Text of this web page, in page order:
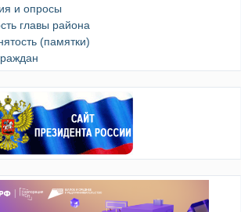
и опросы
главы района
(памятки)